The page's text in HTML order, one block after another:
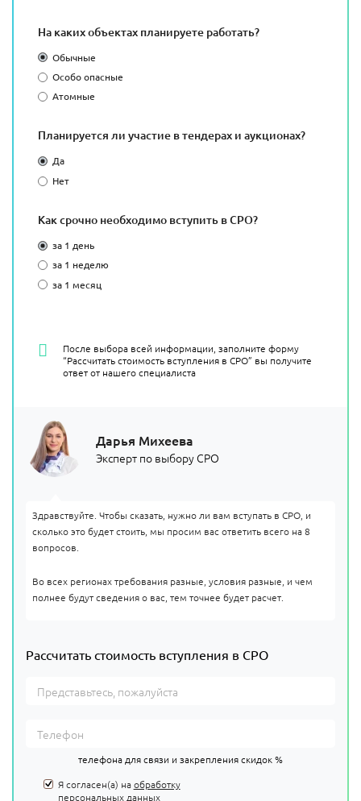
На каких объектах планируете работать?
Обычные
Особо опасные
Атомные
Планируется ли участие в тендерах и аукционах?
Да
Нет
Как срочно необходимо вступить в СРО?
за 1 день
за 1 неделю
за 1 месяц
После выбора всей информации, заполните форму
“Рассчитать стоимость вступления в СРО” вы получите
ответ от нашего специалиста
Дарья Михеева
Эксперт по выбору СРО
Здравствуйте. Чтобы сказать, нужно ли вам вступать в СРО, и
сколько это будет стоить, мы просим вас ответить всего на 8
вопросов.
Во всех регионах требования разные, условия разные, и чем
полнее будут сведения о вас, тем точнее будет расчет.
Рассчитать стоимость вступления в СРО
телефона для связи и закрепления скидок %
Я согласен(а) наобработку
персональных данных